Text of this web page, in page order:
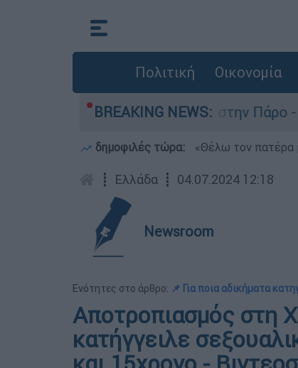
Πολιτική Οικονομία
BREAKING NEWS:
θάνατο του 4χρονου στην Πάρο - Στο
δημοφιλές τώρα: «Θέλω τον πατέρα
┋ Ελλάδα ┋ 04.07.2024 12:18
Newsroom
Ενότητες στο άρθρο: 📌 Για ποια αδικήματα
Αποτροπιασμός στη
κατήγγειλε